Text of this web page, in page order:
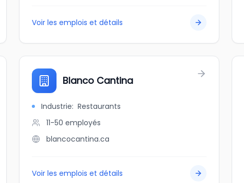
Voir les emplois et détails
Blanco Cantina
Industrie: Restaurants
11-50 employés
blancocantina.ca
Voir les emplois et détails